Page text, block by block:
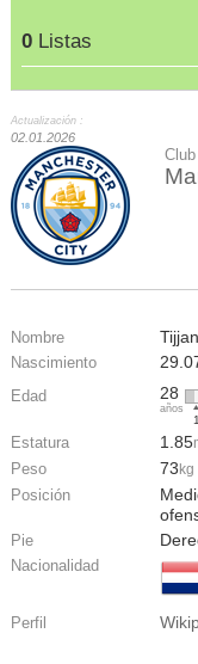
0 Listas
Actualización :
02.01.2026
Club
Nombre
Nascimiento
Edad 28
años
Estatura 1.85
Peso 73 kg
Posición
Pie
Nacionalidad
Perfil